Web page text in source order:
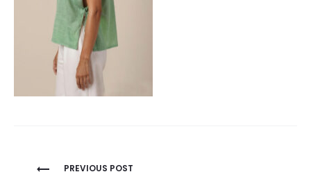
Beitragsnavigation
PREVIOUS POST